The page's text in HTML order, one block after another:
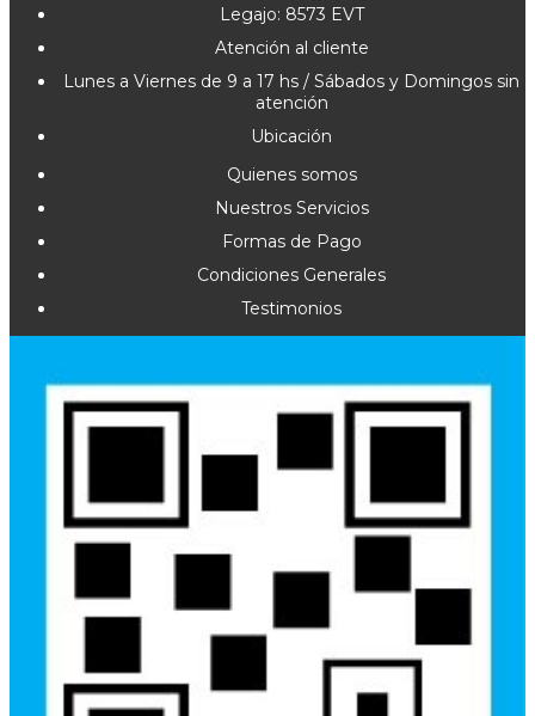
Legajo: 8573 EVT
Atención al cliente
Lunes a Viernes de 9 a 17 hs / Sábados y Domingos sin
atención
Ubicación
Quienes somos
Nuestros Servicios
Formas de Pago
Condiciones Generales
Testimonios